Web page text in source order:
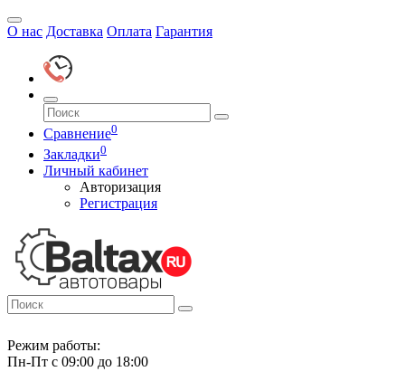
О нас Доставка Оплата Гарантия
Сравнение0
Закладки0
Личный кабинет
Авторизация
Регистрация
Режим работы:
Пн-Пт с 09:00 до 18:00